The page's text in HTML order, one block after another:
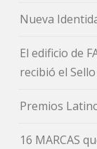
Nueva
El edificio de
recibió el Sello
Premios
16 MARCAS